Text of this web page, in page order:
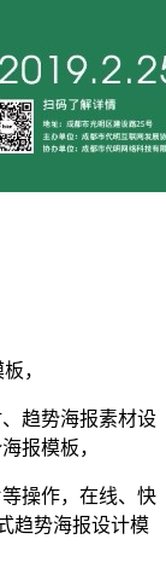
，
趋势海报素材设
海报模板，
操作，在线、快
趋势海报设计模